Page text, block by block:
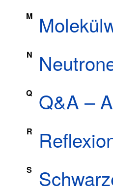
M
N
Q Q&A –
R
S